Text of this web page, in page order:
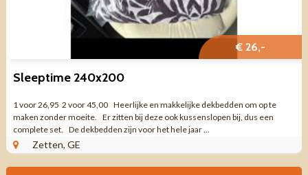
€ 26,-
Sleeptime 240x200
1 voor 26,95 2 voor 45,00 Heerlijke en makkelijke dekbedden om op te
maken zonder moeite. Er zitten bij deze ook kussenslopen bij, dus een
complete set. De dekbedden zijn voor het hele jaar ...
Zetten, GE